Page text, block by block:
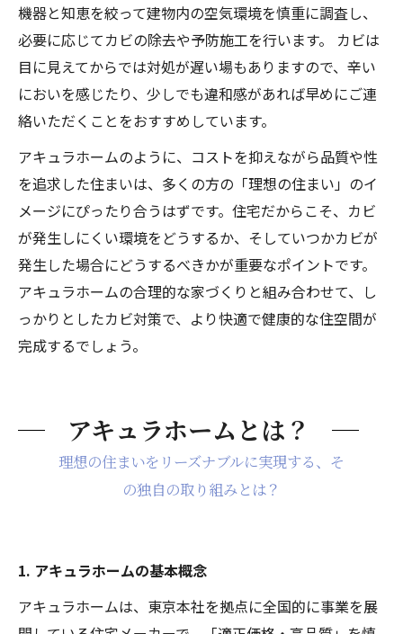
機器と知恵を絞って建物内の空気環境を慎重に調査し、
必要に応じてカビの除去や予防施工を行います。 カビは
目に見えてからでは対処が遅い場もありますので、辛い
においを感じたり、少しでも違和感があれば早めにご連
絡いただくことをおすすめしています。
アキュラホームのように、コストを抑えながら品質や性
を追求した住まいは、多くの方の「理想の住まい」のイ
メージにぴったり合うはずです。住宅だからこそ、カビ
が発生しにくい環境をどうするか、そしていつかカビが
発生した場合にどうするべきかが重要なポイントです。
アキュラホームの合理的な家づくりと組み合わせて、し
っかりとしたカビ対策で、より快適で健康的な住空間が
完成するでしょう。
アキュラホームとは？
理想の住まいをリーズナブルに実現する、そ
の独自の取り組みとは？
1. アキュラホームの基本概念
アキュラホームは、東京本社を拠点に全国的に事業を展